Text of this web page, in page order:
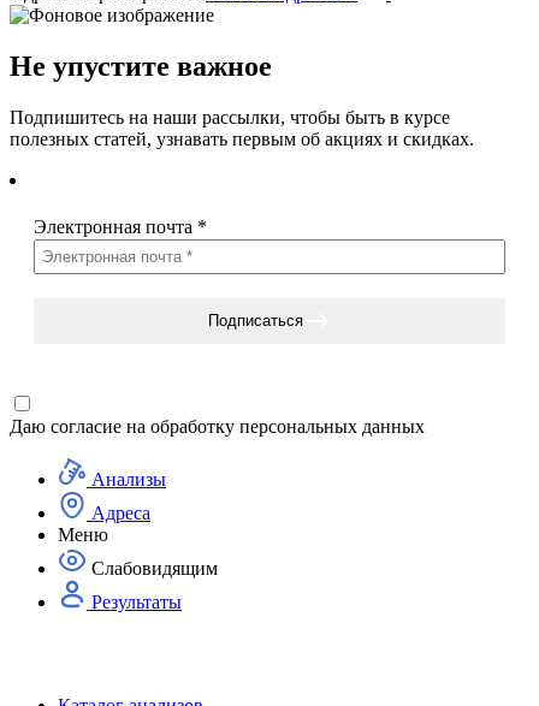
Не упустите важное
Подпишитесь на наши рассылки, чтобы быть в курсе
полезных статей, узнавать первым об акциях и скидках.
Электронная почта *
Подписаться
Даю согласие на обработку персональных данных
Анализы
Адреса
Меню
Слабовидящим
Результаты